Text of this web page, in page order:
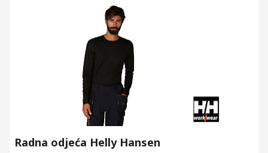
Radna odjeća Helly Hansen